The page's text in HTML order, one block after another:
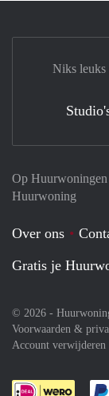
Op
Huurwoning
Over ons
Gratis je
© 2026 -
Voorwaarden &
Account verwijderen
Niks leuks